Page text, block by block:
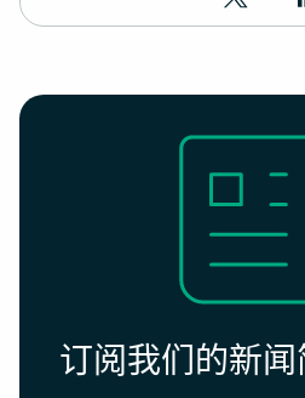
订阅我们的新闻